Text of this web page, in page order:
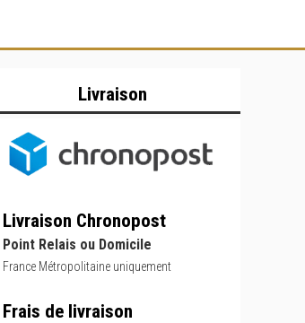
Livraison
Livraison Chronopost
Point Relais ou Domicile
France Métropolitaine uniquement
Frais de livraison